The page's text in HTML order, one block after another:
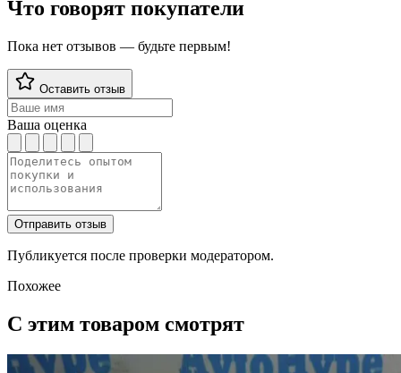
Что говорят покупатели
Пока нет отзывов — будьте первым!
Оставить отзыв
Ваша оценка
Отправить отзыв
Публикуется после проверки модератором.
Похожее
С этим товаром смотрят